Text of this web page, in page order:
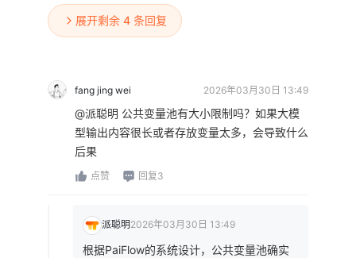
展开剩余 4 条回复
fang jing wei 2026年03月30日 13:49
@派聪明 公共变量池有大小限制吗？如果大模
型输出内容很长或者存放变量太多，会导致什么
后果
点赞 回复3
派聪明2026年03月30日 13:49
根据PaiFlow的系统设计，公共变量池确实